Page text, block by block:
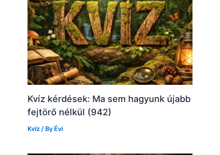
Kvíz kérdések: Ma sem hagyunk újabb
fejtörő nélkül (942)
Kvíz / By Évi